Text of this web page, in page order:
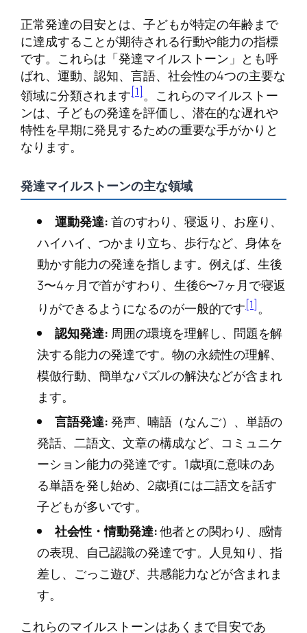
正常発達の目安とは、子どもが特定の年齢まで
に達成することが期待される行動や能力の指標
です。これらは「発達マイルストーン」とも呼
ばれ、運動、認知、言語、社会性の4つの主要な
領域に分類されます[1]。これらのマイルストー
ンは、子どもの発達を評価し、潜在的な遅れや
特性を早期に発見するための重要な手がかりと
なります。
発達マイルストーンの主な領域
運動発達:首のすわり、寝返り、お座り、
ハイハイ、つかまり立ち、歩行など、身体を
動かす能力の発達を指します。例えば、生後
3〜4ヶ月で首がすわり、生後6〜7ヶ月で寝返
りができるようになるのが一般的です[1]。
認知発達: 周囲の環境を理解し、問題を解
決する能力の発達です。物の永続性の理解、
模倣行動、簡単なパズルの解決などが含まれ
ます。
言語発達:発声、喃語（なんご）、単語の
発話、二語文、文章の構成など、コミュニケ
ーション能力の発達です。1歳頃に意味のあ
る単語を発し始め、2歳頃には二語文を話す
子どもが多いです。
社会性・情動発達:他者との関わり、感情
の表現、自己認識の発達です。人見知り、指
差し、ごっこ遊び、共感能力などが含まれま
す。
これらのマイルストーンはあくまで目安であ